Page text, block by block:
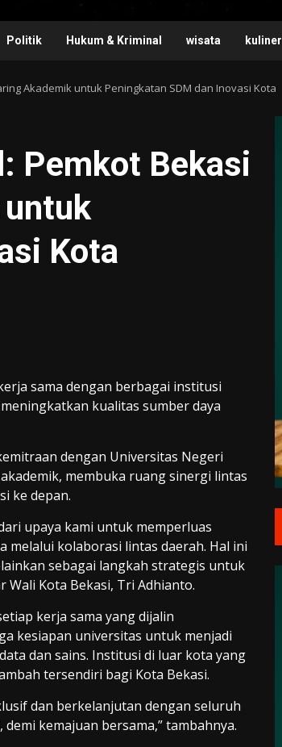
Politik Hukum & Kriminal wisata kuliner
Akademik untuk Peningkatan SDM dan Inovasi Kota
Pemkot Bekasi
Kota
sama dengan berbagai institusi
kualitas sumber daya
dengan Universitas Negeri
membuka ruang sinergi lintas
ke depan.
upaya kami untuk memperluas
melalui kolaborasi lintas daerah. Hal ini
sebagai langkah strategis untuk
Kota Bekasi, Tri Adhianto.
kerja sama yang dijalin
kesiapan universitas untuk menjadi
dan sains. Institusi di luar kota yang
tersendiri bagi Kota Bekasi.
dan berkelanjutan dengan seluruh
kemajuan bersama,” tambahnya.